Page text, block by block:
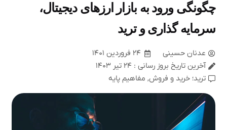
چگونگی ورود به بازار ارزهای دیجیتال،
سرمایه گذاری و ترید
عدنان حسینی
۲۴ فروردین ۱۴۰۱
آخرین تاریخ بروز رسانی : ۲۴ تیر ۱۴۰۳
ترید؛ خرید و فروش, مفاهیم پایه